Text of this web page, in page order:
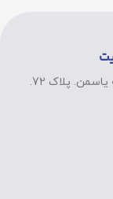
خیابان حافظ. خیابان نوفل لوشاتو. جنب کوچه یاسمن. پلاک 72.